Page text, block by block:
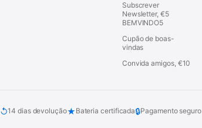
Subscrever
Newsletter, €5
BEMVINDO5
Cupão de boas-
vindas
Convida amigos, €10
↺14 dias devolução★ Bateria certificada🔒Pagamento seguro